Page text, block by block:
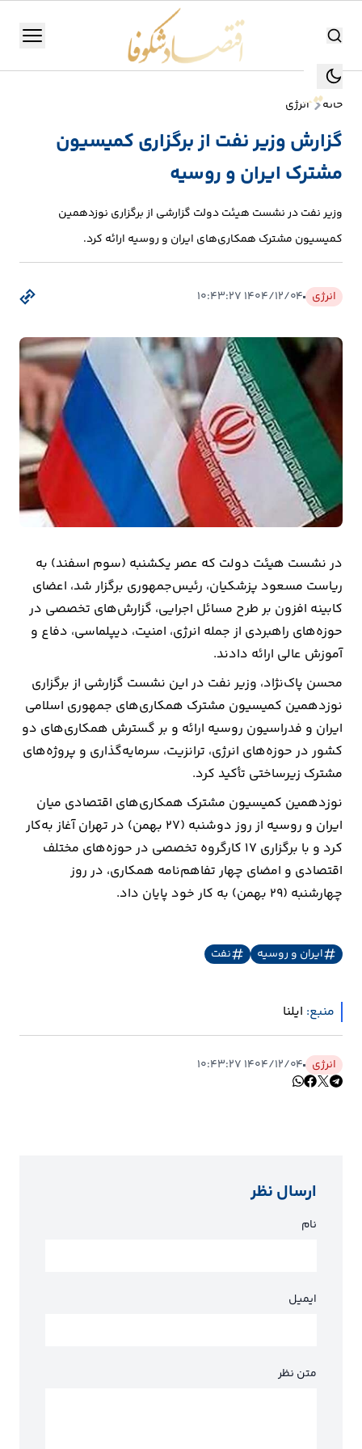
جستجو جستجو
منو
تولید
صنعت
انرژی
بانک،
و
بیمه
اقتصاد
جهان
بازار
و
تجارت
کشاورزی
راه
و
مسکن
اقتصاد
ایران
ارتباطات
خودرو
عمومی
نوتیف
خانه انرژی
گزارش وزیر نفت از برگزاری کمیسیون
مشترک ایران و روسیه
وزیر نفت در نشست هیئت دولت گزارشی از برگزاری نوزدهمین
کمیسیون مشترک همکاری‌های ایران و روسیه ارائه کرد.
انرژی ۱۴۰۴/۱۲/۰۴ ۱۰:۴۳:۲۷
در نشست هیئت دولت که عصر یکشنبه (سوم اسفند) به
ریاست مسعود پزشکیان، رئیس‌جمهوری برگزار شد، اعضای
کابینه افزون بر طرح مسائل اجرایی، گزارش‌های تخصصی در
حوزه‌های راهبردی از جمله انرژی، امنیت، دیپلماسی، دفاع و
آموزش عالی ارائه دادند.
محسن پاک‌نژاد، وزیر نفت در این نشست گزارشی از برگزاری
نوزدهمین کمیسیون مشترک همکاری‌های جمهوری اسلامی
ایران و فدراسیون روسیه ارائه و بر گسترش همکاری‌های دو
کشور در حوزه‌های انرژی، ترانزیت، سرمایه‌گذاری و پروژه‌های
مشترک زیرساختی تأکید کرد.
نوزدهمین کمیسیون مشترک همکاری‌های اقتصادی میان
ایران و روسیه از روز دوشنبه (۲۷ بهمن) در تهران آغاز به‌کار
کرد و با برگزاری ۱۷ کارگروه تخصصی در حوزه‌های مختلف
اقتصادی و امضای چهار تفاهم‌نامه همکاری، در روز
چهارشنبه (۲۹ بهمن) به کار خود پایان داد.
ایران و روسیه نفت
منبع: ایلنا
انرژی ۱۴۰۴/۱۲/۰۴ ۱۰:۴۳:۲۷
ارسال نظر
نام
ایمیل
متن نظر